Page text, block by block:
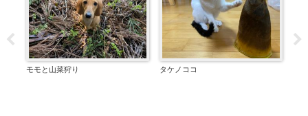
モモと山菜狩り タケノココ